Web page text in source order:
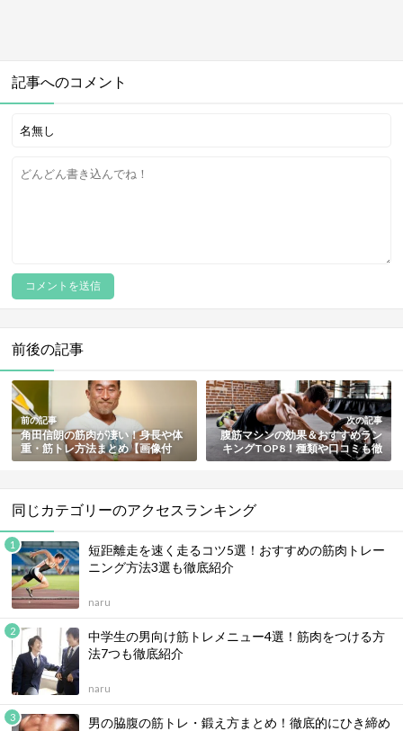
記事へのコメント
前後の記事
前の記事
角田信朗の筋肉が凄い！身長や体
重・筋トレ方法まとめ【画像付
き】
次の記事
腹筋マシンの効果＆おすすめラン
キングTOP8！種類や口コミも徹
底紹介
同じカテゴリーのアクセスランキング
短距離走を速く走るコツ5選！おすすめの筋肉トレー
ニング方法3選も徹底紹介
naru
中学生の男向け筋トレメニュー4選！筋肉をつける方
法7つも徹底紹介
naru
男の脇腹の筋トレ・鍛え方まとめ！徹底的にひき締め